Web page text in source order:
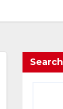
Search